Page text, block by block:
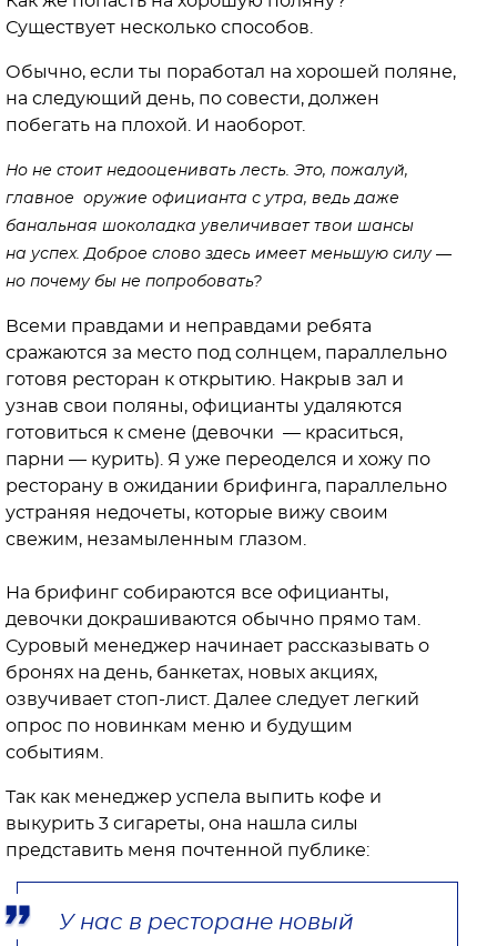
Существует несколько способов.
Обычно, если ты поработал на хорошей поляне,
на следующий день, по совести, должен
побегать на плохой. И наоборот.
Но не стоит недооценивать лесть. Это, пожалуй,
главное оружие официанта с утра, ведь даже
банальная шоколадка увеличивает твои шансы
на успех. Доброе слово здесь имеет меньшую силу —
но почему бы не попробовать?
Всеми правдами и неправдами ребята
сражаются за место под солнцем, параллельно
готовя ресторан к открытию. Накрыв зал и
узнав свои поляны, официанты удаляются
готовиться к смене (девочки — краситься,
парни — курить). Я уже переоделся и хожу по
ресторану в ожидании брифинга, параллельно
устраняя недочеты, которые вижу своим
свежим, незамыленным глазом.
На брифинг собираются все официанты,
девочки докрашиваются обычно прямо там.
Суровый менеджер начинает рассказывать о
бронях на день, банкетах, новых акциях,
озвучивает стоп-лист. Далее следует легкий
опрос по новинкам меню и будущим
событиям.
Так как менеджер успела выпить кофе и
выкурить 3 сигареты, она нашла силы
представить меня почтенной публике:
У нас в ресторане новый